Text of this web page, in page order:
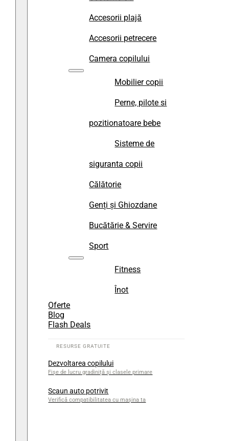
Accesorii plajă
Accesorii petrecere
Camera copilului
Mobilier copii
Perne, pilote si
pozitionatoare bebe
Sisteme de
siguranta copii
Călătorie
Genți și Ghiozdane
Bucătărie & Servire
Sport
Fitness
Înot
Oferte
Blog
Flash Deals
Dezvoltarea copilului
Fișe de lucru gradiniță și clasele primare
Scaun auto potrivit
Verifică compatibilitatea cu mașina ta